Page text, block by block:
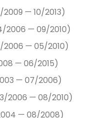
— 10/2013)
2006 — 09/2010)
— 05/2010)
— 06/2015)
— 07/2006)
2006 — 08/2010)
— 08/2008)